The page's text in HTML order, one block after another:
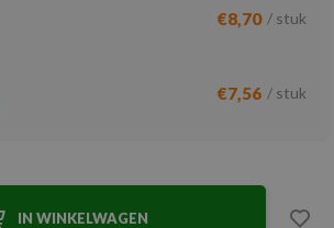
€8,70 / stuk
€7,56 / stuk
IN WINKELWAGEN